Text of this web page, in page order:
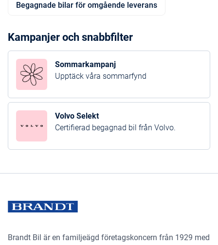
Begagnade bilar för omgående leverans
Kampanjer och snabbfilter
Sommarkampanj
Upptäck våra sommarfynd
Volvo Selekt
Certifierad begagnad bil från Volvo.
Brandt Bil är en familjeägd företagskoncern från 1929 med